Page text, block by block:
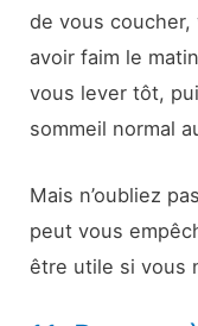
de vous
avoir faim le
vous lever tôt,
sommeil normal
Mais n’oubliez
peut vous
être utile si vous